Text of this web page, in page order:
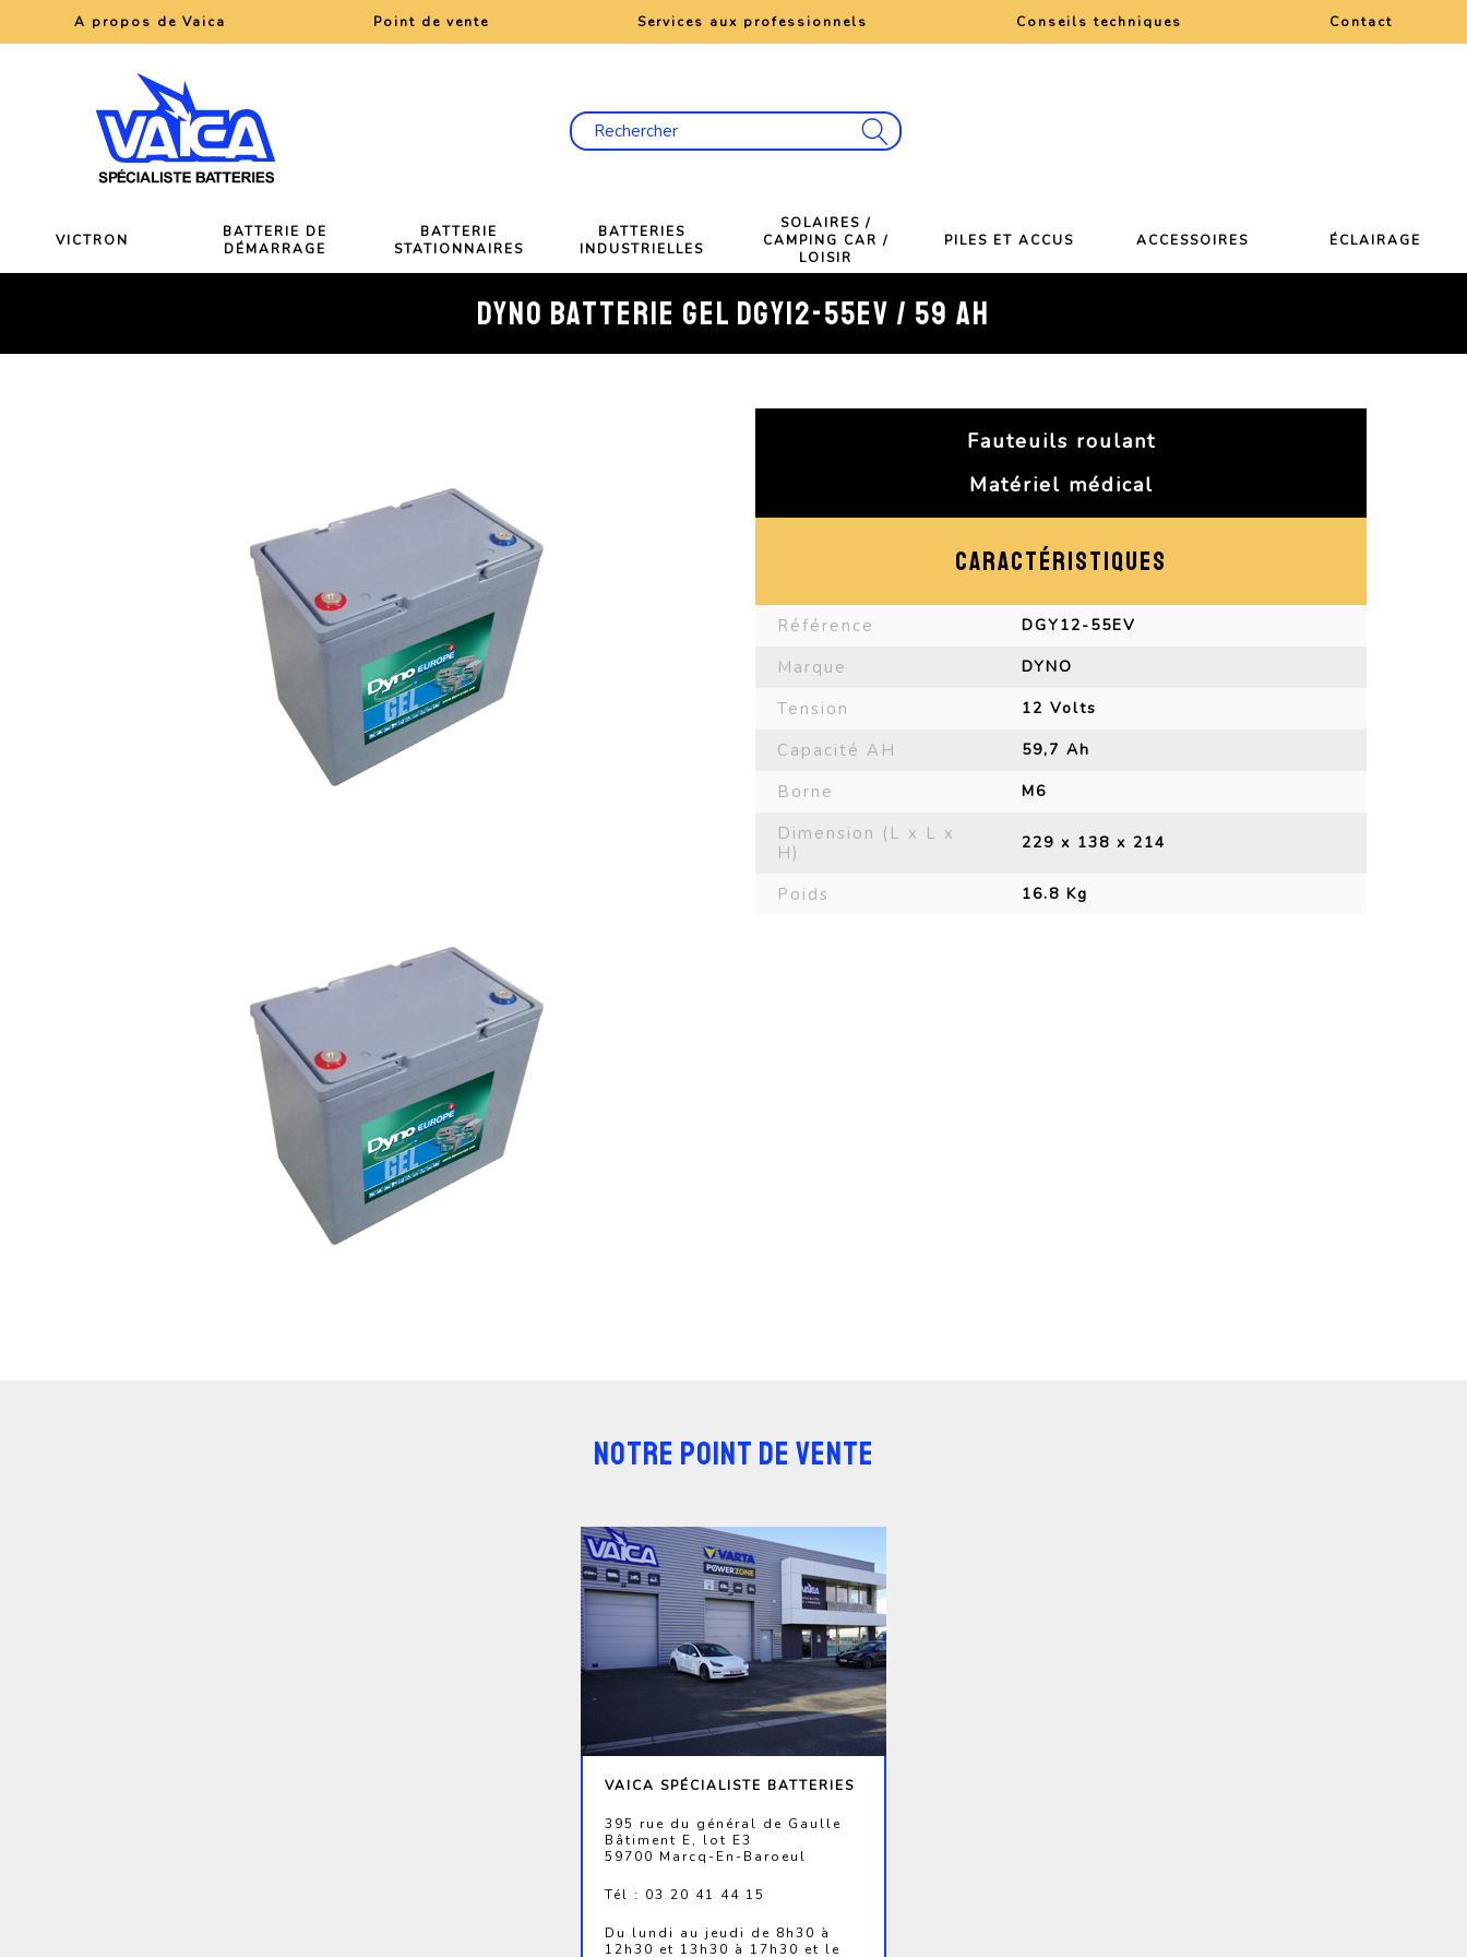
A propos de Vaica Point de vente Services aux professionnels Conseils techniques Contact
VICTRON
BATTERIE DE
DÉMARRAGE
BATTERIE
STATIONNAIRES
BATTERIES
INDUSTRIELLES
SOLAIRES /
CAMPING CAR /
LOISIR
PILES ET ACCUS ACCESSOIRES ÉCLAIRAGE
DYNO BATTERIE GEL DGY12-55EV / 59 AH
Fauteuils roulant
Matériel médical
CARACTÉRISTIQUES
Référence DGY12-55EV
Marque DYNO
Tension 12 Volts
Capacité AH 59,7 Ah
Borne M6
Dimension (L x L x
H)
229 x 138 x 214
Poids 16.8 Kg
NOTRE POINT DE VENTE
VAICA SPÉCIALISTE BATTERIES
395 rue du général de Gaulle
Bâtiment E, lot E3
59700 Marcq-En-Baroeul
Tél : 03 20 41 44 15
Du lundi au jeudi de 8h30 à
12h30 et 13h30 à 17h30 et le